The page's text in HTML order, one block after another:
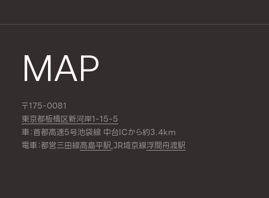
MAP
〒175-0081
東京都板橋区新河岸1-15-5
車：首都高速5号池袋線 中台ICから約3.4km
電車：都営三田線高島平駅,JR埼京線浮間舟渡駅